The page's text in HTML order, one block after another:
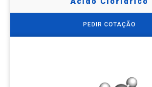
PEDIR COTAÇÃO